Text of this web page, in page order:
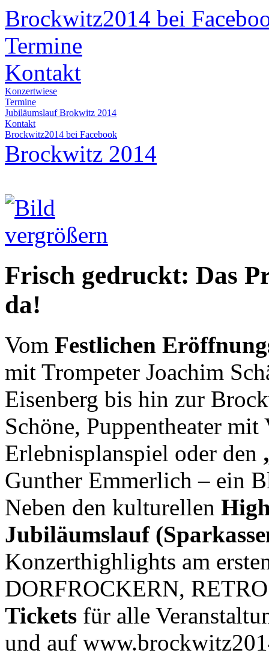
Brockwitz2014 bei
Termine
Kontakt
Konzertwiese
Termine
Jubiläumslauf Brokwitz 2014
Kontakt
Brockwitz2014 bei Facebook
Brockwitz 2014
Frisch gedruckt: Das
da!
Vom Festlichen
mit Trompeter Joachim
Eisenberg bis hin zur
Schöne, Puppentheater
Erlebnisplanspiel oder den
Gunther Emmerlich – ein
Neben den kulturellen
Jubiläumslauf
Konzerthighlights am
DORFROCKERN,
Tickets für alle
und auf